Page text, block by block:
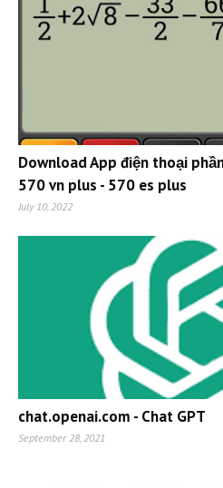
Download App điện thoại
570 vn plus - 570 es plus
July 10, 2022
chat.openai.com - Chat GPT
September 28, 2021